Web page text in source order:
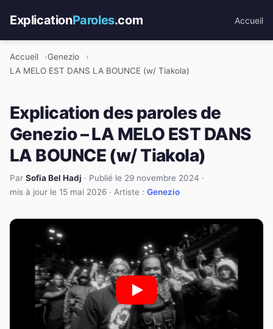
ExplicationParoles.com Accueil
Accueil
Genezio
LA MELO EST DANS LA BOUNCE (w/ Tiakola)
Explication des paroles de
Genezio – LA MELO EST DANS
LA BOUNCE (w/ Tiakola)
Par Sofia Bel Hadj · Publié le 29 novembre 2024 ·
mis à jour le 15 mai 2026 · Artiste : Genezio